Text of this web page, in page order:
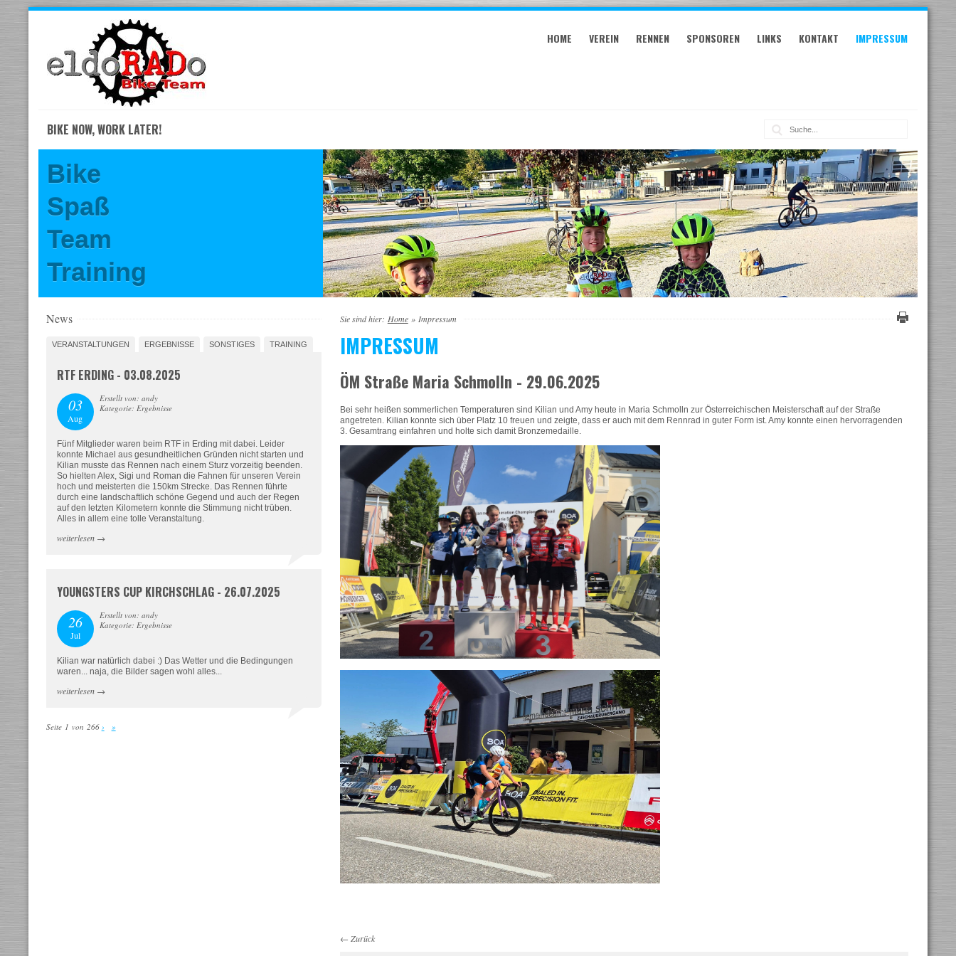
content
HOME VEREIN RENNEN SPONSOREN LINKS KONTAKT IMPRESSUM
BIKE NOW, WORK LATER! Suche:
Bike
Spaß
Team
Training
Sie sind hier: Home » Impressum
IMPRESSUM
ÖM Straße Maria Schmolln - 29.06.2025
Bei sehr heißen sommerlichen Temperaturen sind Kilian und Amy heute in Maria Schmolln zur Österreichischen Meisterschaft auf der Straße
angetreten. Kilian konnte sich über Platz 10 freuen und zeigte, dass er auch mit dem Rennrad in guter Form ist. Amy konnte einen hervorragenden
3. Gesamtrang einfahren und holte sich damit Bronzemedaille.
← Zurück
News
VERANSTALTUNGEN ERGEBNISSE SONSTIGES TRAINING
RTF ERDING - 03.08.2025
03
Aug
Erstellt von: andy
Kategorie: Ergebnisse
Fünf Mitglieder waren beim RTF in Erding mit dabei. Leider
konnte Michael aus gesundheitlichen Gründen nicht starten und
Kilian musste das Rennen nach einem Sturz vorzeitig beenden.
So hielten Alex, Sigi und Roman die Fahnen für unseren Verein
hoch und meisterten die 150km Strecke. Das Rennen führte
durch eine landschaftlich schöne Gegend und auch der Regen
auf den letzten Kilometern konnte die Stimmung nicht trüben.
Alles in allem eine tolle Veranstaltung.
weiterlesen→
YOUNGSTERS CUP KIRCHSCHLAG - 26.07.2025
26
Jul
Erstellt von: andy
Kategorie: Ergebnisse
Kilian war natürlich dabei :) Das Wetter und die Bedingungen
waren... naja, die Bilder sagen wohl alles...
weiterlesen→
Seite 1 von 266 › »